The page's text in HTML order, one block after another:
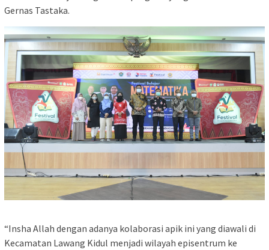
Gernas Tastaka.
“Insha Allah dengan adanya kolaborasi apik ini yang diawali di
Kecamatan Lawang Kidul menjadi wilayah episentrum ke